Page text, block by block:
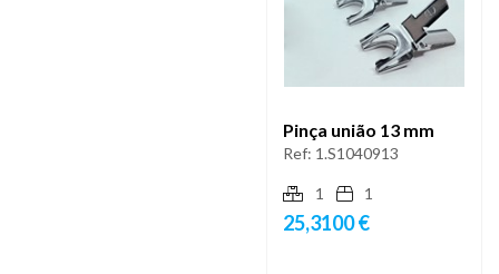
Pinça união 13 mm
Ref: 1.S1040913
1 1
25,3100 €